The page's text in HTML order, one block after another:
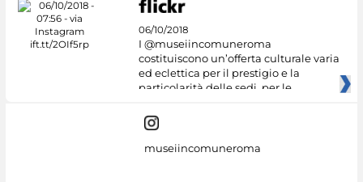
06/10/2018
I @museiincomuneroma
costituiscono un’offerta culturale varia
ed eclettica per il prestigio e la
particolarità delle sedi, per le
museiincomuneroma